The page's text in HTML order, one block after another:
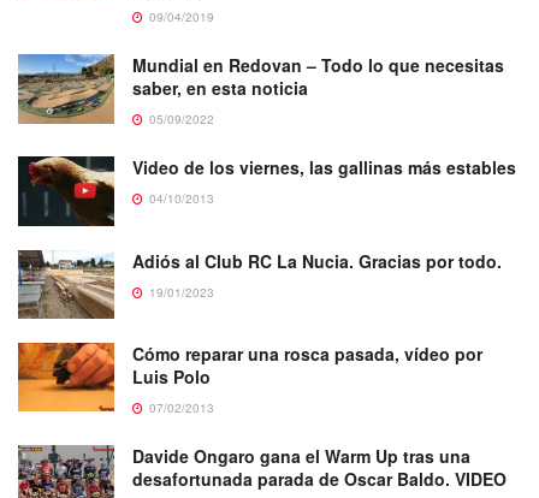
09/04/2019
Mundial en Redovan – Todo lo que necesitas
saber, en esta noticia
05/09/2022
Video de los viernes, las gallinas más estables
04/10/2013
Adiós al Club RC La Nucia. Gracias por todo.
19/01/2023
Cómo reparar una rosca pasada, vídeo por
Luis Polo
07/02/2013
Davide Ongaro gana el Warm Up tras una
desafortunada parada de Oscar Baldo. VIDEO